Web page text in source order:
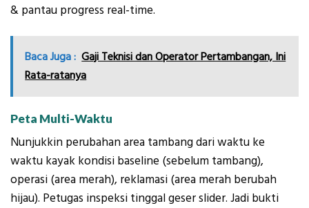
& pantau progress real-time.
Baca Juga : Gaji Teknisi dan Operator Pertambangan, Ini
Rata-ratanya
Peta Multi-Waktu
Nunjukkin perubahan area tambang dari waktu ke
waktu kayak kondisi baseline (sebelum tambang),
operasi (area merah), reklamasi (area merah berubah
hijau). Petugas inspeksi tinggal geser slider. Jadi bukti